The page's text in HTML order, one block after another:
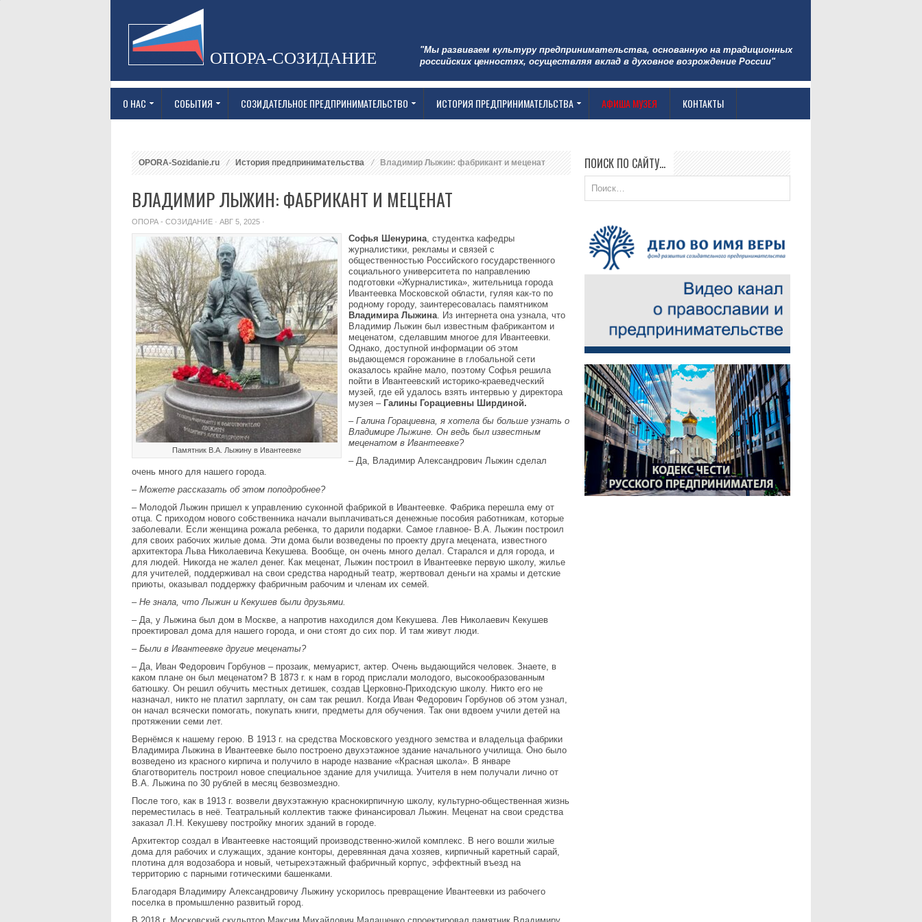
ОПОРА-СОЗИДАНИЕ
"Мы развиваем культуру предпринимательства, основанную на традиционных
российских ценностях, осуществляя вклад в духовное возрождение России"
О НАС СОБЫТИЯ СОЗИДАТЕЛЬНОЕ ПРЕДПРИНИМАТЕЛЬСТВО ИСТОРИЯ ПРЕДПРИНИМАТЕЛЬСТВА АФИША МУЗЕЯ КОНТАКТЫ
OPORA-Sozidanie.ru История предпринимательства Владимир Лыжин: фабрикант и меценат
ВЛАДИМИР ЛЫЖИН: ФАБРИКАНТ И МЕЦЕНАТ
ОПОРА - СОЗИДАНИЕ · АВГ 5, 2025 ·
Памятник В.А. Лыжину в Ивантеевке
Софья Шенурина, студентка кафедры
журналистики, рекламы и связей с
общественностью Российского государственного
социального университета по направлению
подготовки «Журналистика», жительница города
Ивантеевка Московской области, гуляя как-то по
родному городу, заинтересовалась памятником
Владимира Лыжина. Из интернета она узнала, что
Владимир Лыжин был известным фабрикантом и
меценатом, сделавшим многое для Ивантеевки.
Однако, доступной информации об этом
выдающемся горожанине в глобальной сети
оказалось крайне мало, поэтому Софья решила
пойти в Ивантеевский историко-краеведческий
музей, где ей удалось взять интервью у директора
музея – Галины Горациевны Ширдиной.
– Галина Горациевна, я хотела бы больше узнать о
Владимире Лыжине. Он ведь был известным
меценатом в Ивантеевке?
– Да, Владимир Александрович Лыжин сделал
очень много для нашего города.
– Можете рассказать об этом поподробнее?
– Молодой Лыжин пришел к управлению суконной фабрикой в Ивантеевке. Фабрика перешла ему от
отца. С приходом нового собственника начали выплачиваться денежные пособия работникам, которые
заболевали. Если женщина рожала ребенка, то дарили подарки. Самое главное- В.А. Лыжин построил
для своих рабочих жилые дома. Эти дома были возведены по проекту друга мецената, известного
архитектора Льва Николаевича Кекушева. Вообще, он очень много делал. Старался и для города, и
для людей. Никогда не жалел денег. Как меценат, Лыжин построил в Ивантеевке первую школу, жилье
для учителей, поддерживал на свои средства народный театр, жертвовал деньги на храмы и детские
приюты, оказывал поддержку фабричным рабочим и членам их семей.
– Не знала, что Лыжин и Кекушев были друзьями.
– Да, у Лыжина был дом в Москве, а напротив находился дом Кекушева. Лев Николаевич Кекушев
проектировал дома для нашего города, и они стоят до сих пор. И там живут люди.
– Были в Ивантеевке другие меценаты?
– Да, Иван Федорович Горбунов – прозаик, мемуарист, актер. Очень выдающийся человек. Знаете, в
каком плане он был меценатом? В 1873 г. к нам в город прислали молодого, высокообразованным
батюшку. Он решил обучить местных детишек, создав Церковно-Приходскую школу. Никто его не
назначал, никто не платил зарплату, он сам так решил. Когда Иван Федорович Горбунов об этом узнал,
он начал всячески помогать, покупать книги, предметы для обучения. Так они вдвоем учили детей на
протяжении семи лет.
Вернёмся к нашему герою. В 1913 г. на средства Московского уездного земства и владельца фабрики
Владимира Лыжина в Ивантеевке было построено двухэтажное здание начального училища. Оно было
возведено из красного кирпича и получило в народе название «Красная школа». В январе
благотворитель построил новое специальное здание для училища. Учителя в нем получали лично от
В.А. Лыжина по 30 рублей в месяц безвозмездно.
После того, как в 1913 г. возвели двухэтажную краснокирпичную школу, культурно-общественная жизнь
переместилась в неё. Театральный коллектив также финансировал Лыжин. Меценат на свои средства
заказал Л.Н. Кекушеву постройку многих зданий в городе.
Архитектор создал в Ивантеевке настоящий производственно-жилой комплекс. В него вошли жилые
дома для рабочих и служащих, здание конторы, деревянная дача хозяев, кирпичный каретный сарай,
плотина для водозабора и новый, четырехэтажный фабричный корпус, эффектный въезд на
территорию с парными готическими башенками.
Благодаря Владимиру Александровичу Лыжину ускорилось превращение Ивантеевки из рабочего
поселка в промышленно развитый город.
ПОИСК ПО САЙТУ…